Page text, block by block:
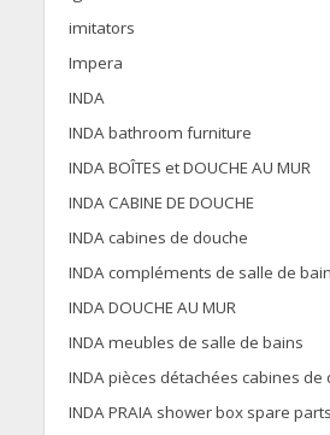
imitators
Impera
INDA
INDA bathroom furniture
INDA BOÎTES et DOUCHE AU MUR
INDA CABINE DE DOUCHE
INDA cabines de douche
INDA compléments de salle de
INDA DOUCHE AU MUR
INDA meubles de salle de bains
INDA pièces détachées cabines de
INDA PRAIA shower box spare parts